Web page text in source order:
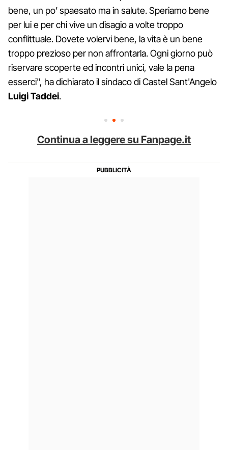
bene, un po’ spaesato ma in salute. Speriamo bene
per lui e per chi vive un disagio a volte troppo
conflittuale. Dovete volervi bene, la vita è un bene
troppo prezioso per non affrontarla. Ogni giorno può
riservare scoperte ed incontri unici, vale la pena
esserci", ha dichiarato il sindaco di Castel Sant'Angelo
Luigi Taddei.
Continua a leggere su Fanpage.it